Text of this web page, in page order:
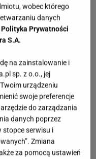
wobec którego
danych
Polityka Prywatności
S.A.
na zainstalowanie i
sp. z o.o., jej
urządzeniu
swoje preferencje
do zarządzania
danych poprzez
stopce serwisu i
Zmiana
za pomocą ustawień